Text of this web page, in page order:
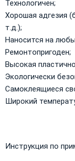
Технологичен;
Хорошая адгезия
т.д.);
Наносится на
Ремонтопригоден;
Высокая
Экологически
Самоклеящиеся
Широкий
​Инструкция по